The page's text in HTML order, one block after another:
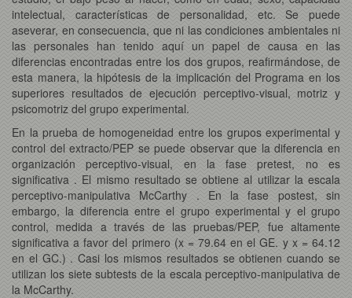
intelectual, características de personalidad, etc. Se puede
aseverar, en consecuencia, que ni las condiciones ambientales ni
las personales han tenido aquí un papel de causa en las
diferencias encontradas entre los dos grupos, reafirmándose, de
esta manera, la hipótesis de la implicación del Programa en los
superiores resultados de ejecución perceptivo-visual, motriz y
psicomotriz del grupo experimental.
En la prueba de homogeneidad entre los grupos experimental y
control del extracto/PEP se puede observar que la diferencia en
organización perceptivo-visual, en la fase pretest, no es
significativa . El mismo resultado se obtiene al utilizar la escala
perceptivo-manipulativa McCarthy . En la fase postest, sin
embargo, la diferencia entre el grupo experimental y el grupo
control, medida a través de las pruebas/PEP, fue altamente
significativa a favor del primero (x = 79.64 en el GE. y x = 64.12
en el GC.) . Casi los mismos resultados se obtienen cuando se
utilizan los siete subtests de la escala perceptivo-manipulativa de
la McCarthy.